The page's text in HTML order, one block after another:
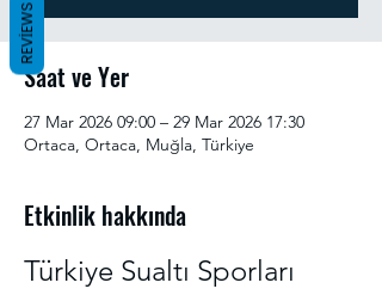
Saat ve Yer
27 Mar 2026 09:00 – 29 Mar 2026 17:30
Ortaca, Ortaca, Muğla, Türkiye
Etkinlik hakkında
Türkiye Sualtı Sporları
REVIEWS